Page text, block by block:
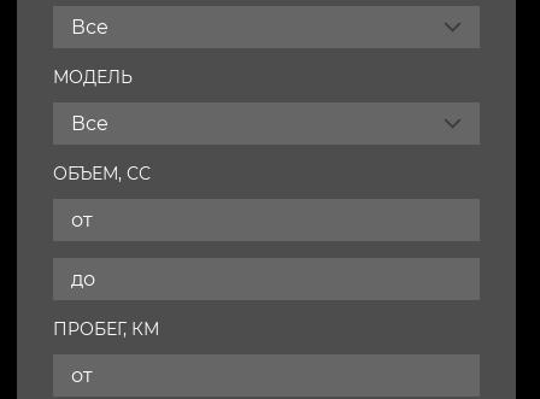
Все
МОДЕЛЬ
Все
ОБЪЕМ, СС
ПРОБЕГ, КМ